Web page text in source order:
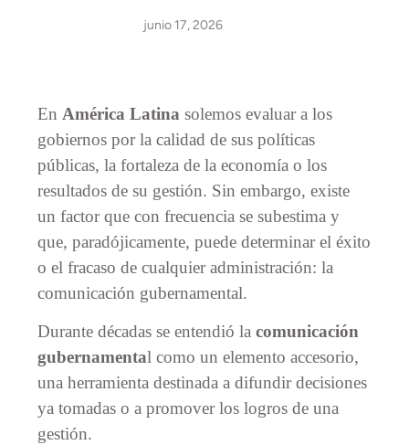
junio 17, 2026
En América Latina solemos evaluar a los
gobiernos por la calidad de sus políticas
públicas, la fortaleza de la economía o los
resultados de su gestión. Sin embargo, existe
un factor que con frecuencia se subestima y
que, paradójicamente, puede determinar el éxito
o el fracaso de cualquier administración: la
comunicación gubernamental.
Durante décadas se entendió la comunicación
gubernamental como un elemento accesorio,
una herramienta destinada a difundir decisiones
ya tomadas o a promover los logros de una
gestión.